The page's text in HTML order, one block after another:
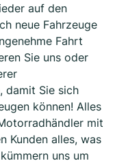
auf den
neue Fahrzeuge
Fahrt
Sie uns oder
damit Sie sich
können! Alles
mit
Kunden alles, was
uns um